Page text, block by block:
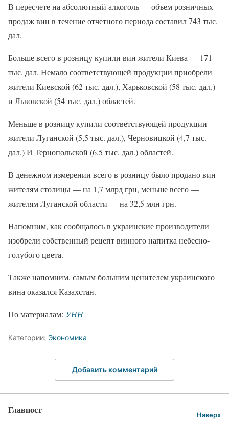
В пересчете на абсолютный алкоголь — объем розничных
продаж вин в течение отчетного периода составил 743 тыс.
дал.
Больше всего в розницу купили вин жители Киева — 171
тыс. дал. Немало соответствующей продукции приобрели
жители Киевской (62 тыс. дал.), Харьковской (58 тыс. дал.)
и Львовской (54 тыс. дал.) областей.
Меньше в розницу купили соответствующей продукции
жители Луганской (5,5 тыс. дал.), Черновицкой (4,7 тыс.
дал.) И Тернопольской (6,5 тыс. дал.) областей.
В денежном измерении всего в розницу было продано вин
жителям столицы — на 1,7 млрд грн, меньше всего —
жителям Луганской области — на 32,5 млн грн.
Напомним, как сообщалось в украинские производители
изобрели собственный рецепт винного напитка небесно-
голубого цвета.
Также напомним, самым большим ценителем украинского
вина оказался Казахстан.
По материалам: УНН
Категории: Экономика
Добавить комментарий
Главпост Наверх